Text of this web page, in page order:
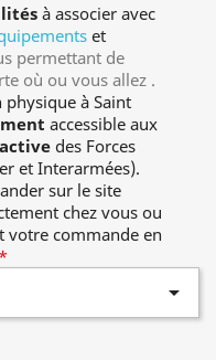
à associer avec
et
permettant de
où ou vous allez .
à Saint
accessible aux
des Forces
et Interarmées).
sur le site
chez vous ou
commande en
